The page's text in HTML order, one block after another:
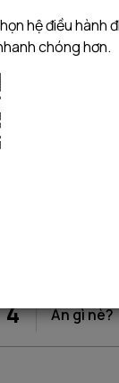
4 Ăn gì nè?
hệ điều hành
chóng hơn.